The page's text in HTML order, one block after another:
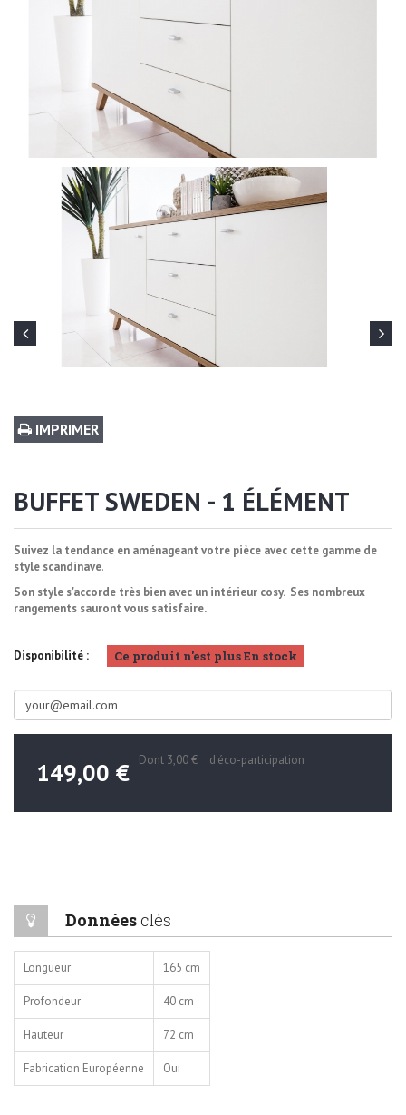
IMPRIMER
BUFFET SWEDEN - 1 ÉLÉMENT
Suivez la tendance en aménageant votre pièce avec cette gamme de
style scandinave.
Son style s'accorde très bien avec un intérieur cosy. Ses nombreux
rangements sauront vous satisfaire.
Disponibilité : Ce produit n'est plus En stock
149,00 € Dont 3,00 € d'éco-participation
Données clés
Longueur 165 cm
Profondeur 40 cm
Hauteur 72 cm
Fabrication Européenne Oui